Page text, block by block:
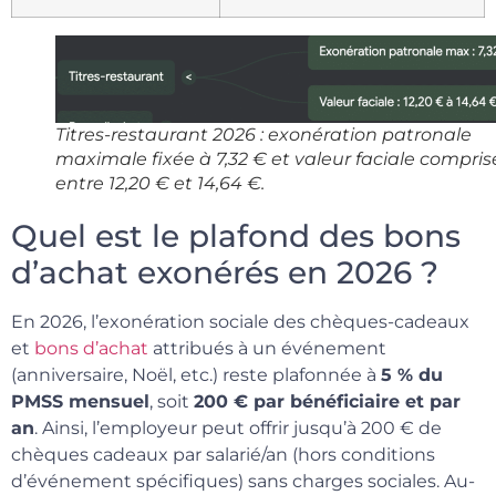
Titres-restaurant 2026 : exonération patronale
maximale fixée à 7,32 € et valeur faciale
entre 12,20 € et 14,64 €.
Quel est le plafond des bons
d’achat exonérés en 2026 ?
En 2026, l’exonération sociale des chèques-cadeaux
et bons d’achat attribués à un événement
(anniversaire, Noël, etc.) reste plafonnée à 5 % du
PMSS mensuel, soit 200 € par bénéficiaire et par
an. Ainsi, l’employeur peut offrir jusqu’à 200 € de
chèques cadeaux par salarié/an (hors conditions
d’événement spécifiques) sans charges sociales. Au-